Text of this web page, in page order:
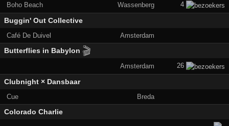
Boho Beach Wassenberg 4
Buggin' Out Collective
Café De Duivel Amsterdam
Butterflies in Babylon 🎬
Amsterdam 26
Clubnight × Dansbaar
Cue Breda
Colorado Charlie